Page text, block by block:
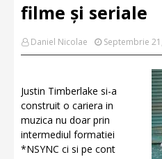
filme și seriale
Daniel Nicolae Septembrie
Justin Timberlake si-a
construit o cariera in
muzica nu doar prin
intermediul formatiei
*NSYNC ci si pe cont